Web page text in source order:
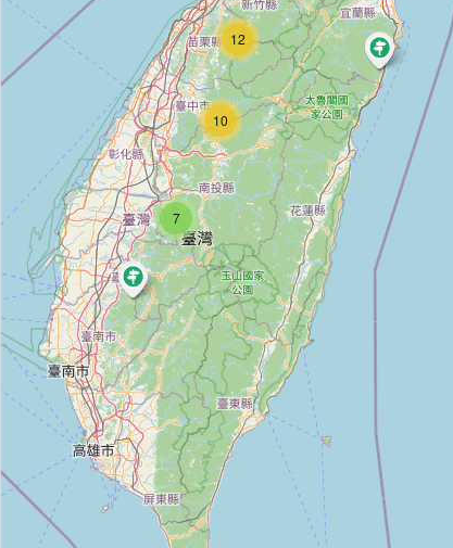
7
10
12